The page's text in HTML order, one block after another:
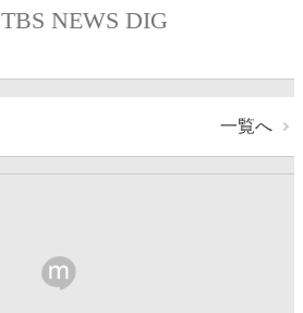
TBS NEWS DIG
一覧へ